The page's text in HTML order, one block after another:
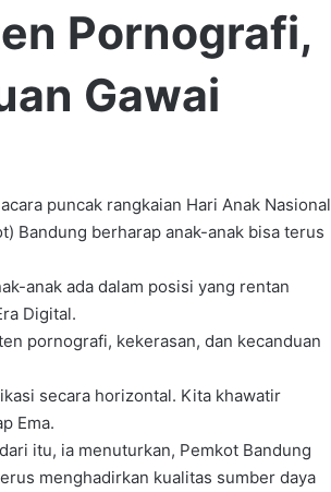
Pornografi,
Gawai
puncak rangkaian Hari Anak Nasional
Bandung berharap anak-anak bisa terus
anak ada dalam posisi yang rentan
Digital.
pornografi, kekerasan, dan kecanduan
secara horizontal. Kita khawatir
Ema.
itu, ia menuturkan, Pemkot Bandung
menghadirkan kualitas sumber daya